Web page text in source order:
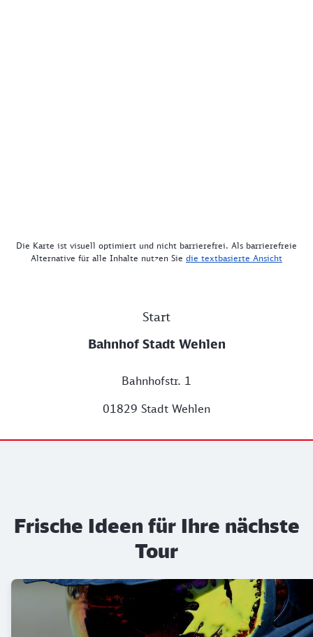
Die Karte ist visuell optimiert und nicht barrierefrei. Als barrierefreie
Alternative für alle Inhalte nutzen Sie die textbasierte Ansicht
Start
Bahnhof Stadt Wehlen
Bahnhofstr. 1
01829 Stadt Wehlen
Frische Ideen für Ihre nächste
Tour